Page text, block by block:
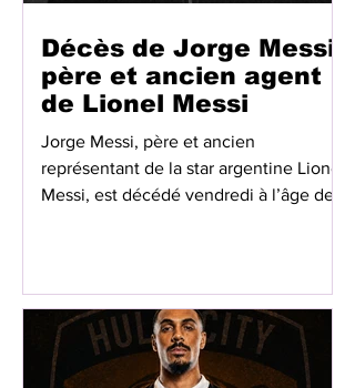
Décès de Jorge Messi,
père et ancien agent
de Lionel Messi
Jorge Messi, père et ancien
représentant de la star argentine Lionel
Messi, est décédé vendredi à l’âge de
son fils, Jorge Messi a joué un rôle
majeur dans son parcours
professionnel, depuis ses premiers pas
jusqu’à son ascension au sommet du